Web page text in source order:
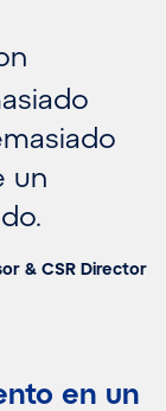
un
& CSR Director
en un